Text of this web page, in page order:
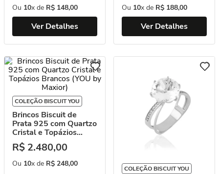
Ou 10x de R$ 148,00
Ver Detalhes
Ou 10x de R$ 188,00
Ver Detalhes
COLEÇÃO BISCUIT YOU
Brincos Biscuit de
Prata 925 com Quartzo
Cristal e Topázios
Brancos (YOU by
Maxior)
R$ 2.480,00
Ou 10x de R$ 248,00
COLEÇÃO BISCUIT YOU